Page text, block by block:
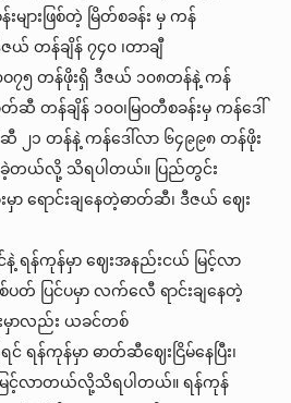
ျားဖြစ်တဲ့ မြိတ်စခန်း မှ ကန်
ယ် တန်ချိန် ၇၄၀ ၊တာချီ
၇၅ တန်ဖိုးရှိ ဒီဇယ် ၁၀၈တန်နဲ့ ကန်
ဆီ တန်ချိန် ၁၀ဝ၊မြဝတီစခန်းမှ ကန်ဒေါ်
၂၁ တန်နဲ့ ကန်ဒေါ်လာ ၆၄၉၉၈ တန်ဖိုး
တယ်လို့ သိရပါတယ်။ ပြည်တွင်း
ာ ရောင်းချနေတဲ့ဓာတ်ဆီ၊ ဒီဇယ် ဈေး
င်နဲ့ ရန်ကုန်မှာ ဈေးအနည်းငယ် မြင့်လာ
ပြင်ပမှာ လက်လေီ ရာင်းချနေတဲ့
းမှာလည်း ယခင်တစ်
ရန်ကုန်မှာ ဓာတ်ဆီဈေးငြိမ်နေပြီး၊
ြင့်လာတယ်လို့သိရပါတယ်။ ရန်ကုန်